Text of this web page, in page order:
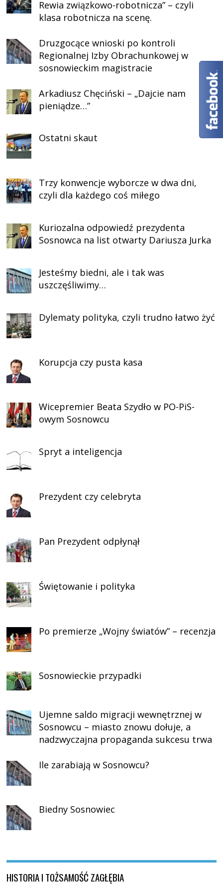
Rewia związkowo-robotnicza” – czyli
klasa robotnicza na scenę.
Druzgocące wnioski po kontroli
Regionalnej Izby Obrachunkowej w
sosnowieckim magistracie
Arkadiusz Chęciński – „Dajcie nam
pieniądze…”
Ostatni skaut
Trzy konwencje wyborcze w dwa dni,
czyli dla każdego coś miłego
Kuriozalna odpowiedź prezydenta
Sosnowca na list otwarty Dariusza Jurka
Jesteśmy biedni, ale i tak was
uszczęśliwimy…
Dylematy polityka, czyli trudno łatwo żyć
Korupcja czy pusta kasa
Wicepremier Beata Szydło w PO-PiS-
owym Sosnowcu
Spryt a inteligencja
Prezydent czy celebryta
Pan Prezydent odpłynął
Świętowanie i polityka
Po premierze „Wojny światów” – recenzja
Sosnowieckie przypadki
Ujemne saldo migracji wewnętrznej w
Sosnowcu – miasto znowu dołuje, a
nadzwyczajna propaganda sukcesu trwa
Ile zarabiają w Sosnowcu?
Biedny Sosnowiec
HISTORIA I TOŻSAMOŚĆ ZAGŁĘBIA